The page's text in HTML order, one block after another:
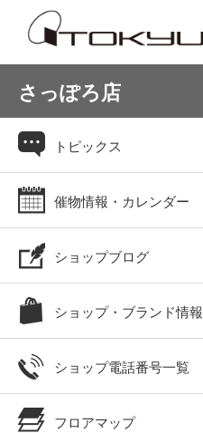
さっぽろ店
トピックス
催物情報・カレンダー
ショップブログ
ショップ・ブランド情報
ショップ電話番号一覧
フロアマップ